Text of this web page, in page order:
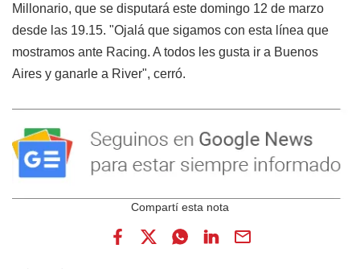
Millonario, que se disputará este domingo 12 de marzo
desde las 19.15. "Ojalá que sigamos con esta línea que
mostramos ante Racing. A todos les gusta ir a Buenos
Aires y ganarle a River", cerró.